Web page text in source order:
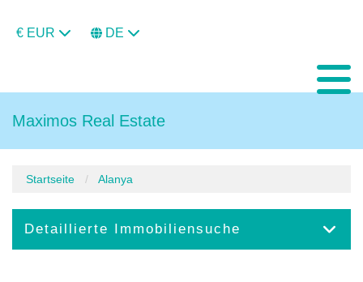
€ EUR DE
Maximos Real Estate
Startseite Alanya
Detaillierte Immobiliensuche